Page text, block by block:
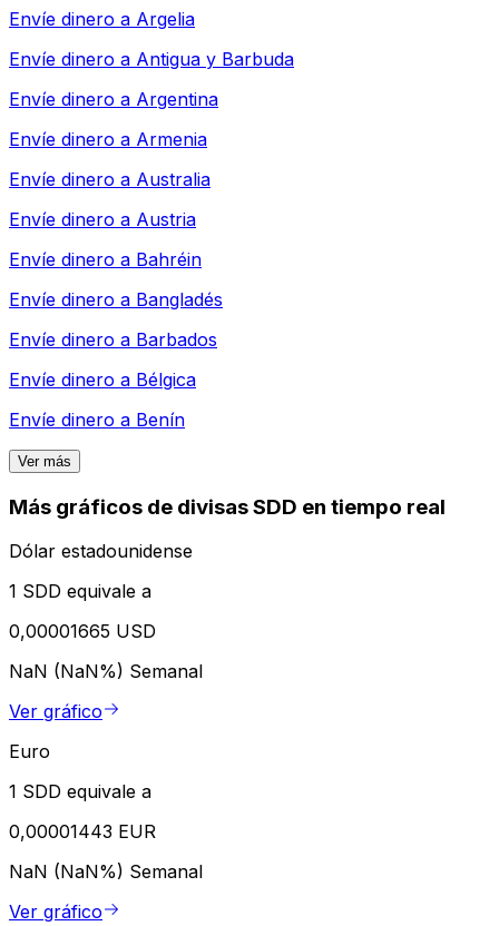
Envíe dinero a Argelia
Envíe dinero a Antigua y Barbuda
Envíe dinero a Argentina
Envíe dinero a Armenia
Envíe dinero a Australia
Envíe dinero a Austria
Envíe dinero a Bahréin
Envíe dinero a Bangladés
Envíe dinero a Barbados
Envíe dinero a Bélgica
Envíe dinero a Benín
Ver más
Más gráficos de divisas SDD en tiempo real
Dólar estadounidense
1 SDD equivale a
0,00001665 USD
NaN (NaN%) Semanal
Ver gráfico
Euro
1 SDD equivale a
0,00001443 EUR
NaN (NaN%) Semanal
Ver gráfico